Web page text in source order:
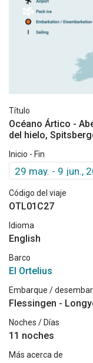
Título
Océano Ártico -
del hielo,
Inicio - Fin
Código del viaje
OTL01C27
Idioma
English
Barco
El Ortelius
Embarque /
Flessingen -
Noches / Días
11 noches
Más acerca de